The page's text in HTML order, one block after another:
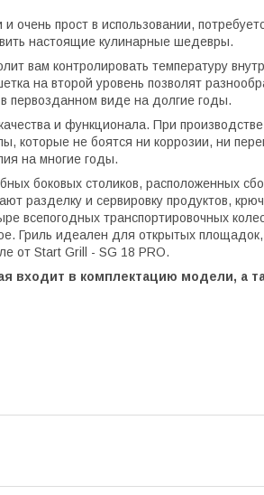
очень прост в использовании,
настоящие кулинарные шедевры.
вам контролировать температуру
на второй уровень позволят
первозданном виде на долгие годы.
и функционала. При производстве
которые не боятся ни коррозии, ни
на многие годы.
боковых столиков, расположенных
разделку и сервировку продуктов,
всепогодных транспортировочных
Гриль идеален для открытых
от Start Grill - SG 18 PRO.
входит в комплектацию модели, а